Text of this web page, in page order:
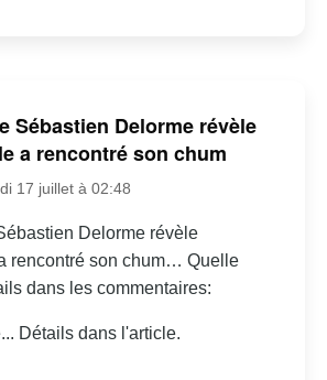
Sébastien Delorme révèle
a rencontré son chum
17 juillet à 02:48
Delorme révèle
rencontré son chum… Quelle
dans les commentaires:
Détails dans l'article.